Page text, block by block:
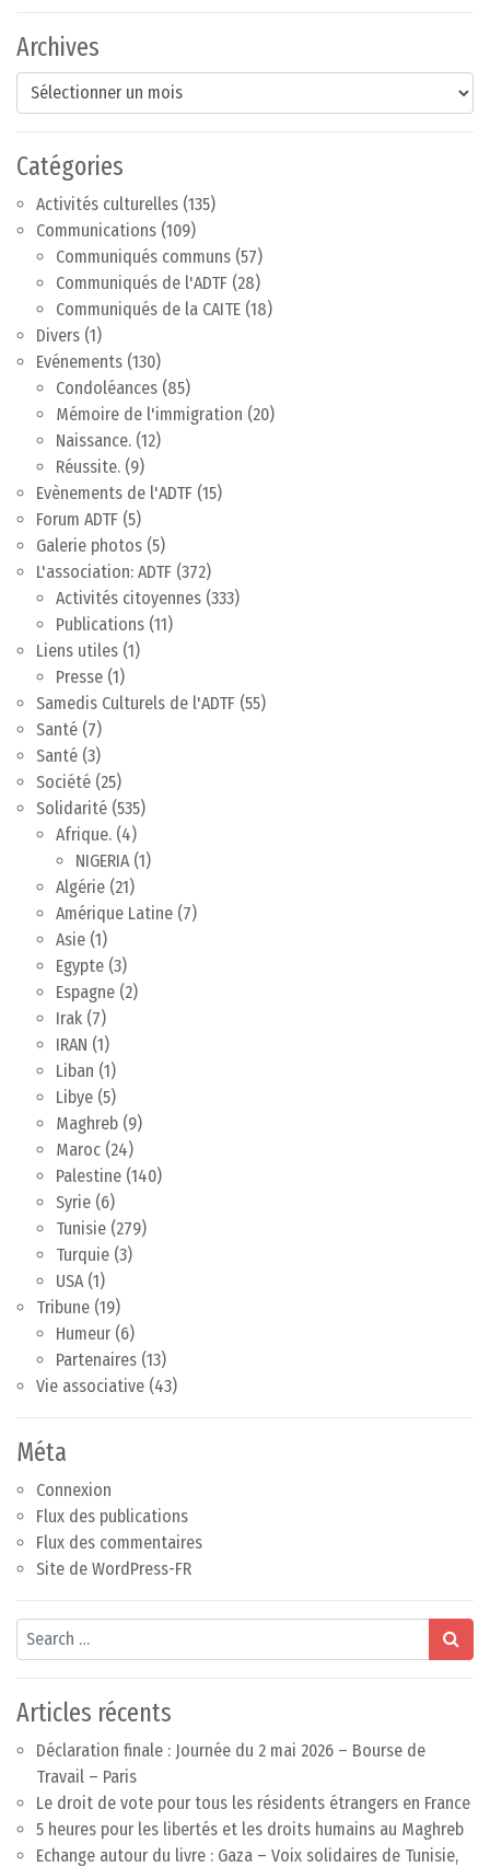
Archives
Archives
Catégories
Activités culturelles (135)
Communications (109)
Communiqués communs (57)
Communiqués de l'ADTF (28)
Communiqués de la CAITE (18)
Divers (1)
Evénements (130)
Condoléances (85)
Mémoire de l'immigration (20)
Naissance. (12)
Réussite. (9)
Evènements de l'ADTF (15)
Forum ADTF (5)
Galerie photos (5)
L'association: ADTF (372)
Activités citoyennes (333)
Publications (11)
Liens utiles (1)
Presse (1)
Samedis Culturels de l'ADTF (55)
Santé (7)
Santé (3)
Société (25)
Solidarité (535)
Afrique. (4)
NIGERIA(1)
Algérie (21)
Amérique Latine (7)
Asie (1)
Egypte (3)
Espagne (2)
Irak (7)
IRAN (1)
Liban (1)
Libye (5)
Maghreb (9)
Maroc (24)
Palestine (140)
Syrie (6)
Tunisie (279)
Turquie (3)
USA(1)
Tribune (19)
Humeur (6)
Partenaires (13)
Vie associative (43)
Méta
Connexion
Flux des publications
Flux des commentaires
Site de WordPress-FR
Search
Articles récents
Déclaration finale : Journée du 2 mai 2026 – Bourse de
Travail – Paris
Le droit de vote pour tous les résidents étrangers en France
5 heures pour les libertés et les droits humains au Maghreb
Echange autour du livre : Gaza – Voix solidaires de Tunisie,